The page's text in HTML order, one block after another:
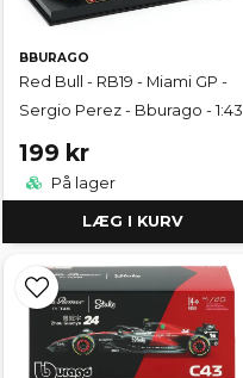
BBURAGO
Red Bull - RB19 - Miami GP -
Sergio Perez - Bburago - 1:43
199 kr
På lager
LÆG I KURV